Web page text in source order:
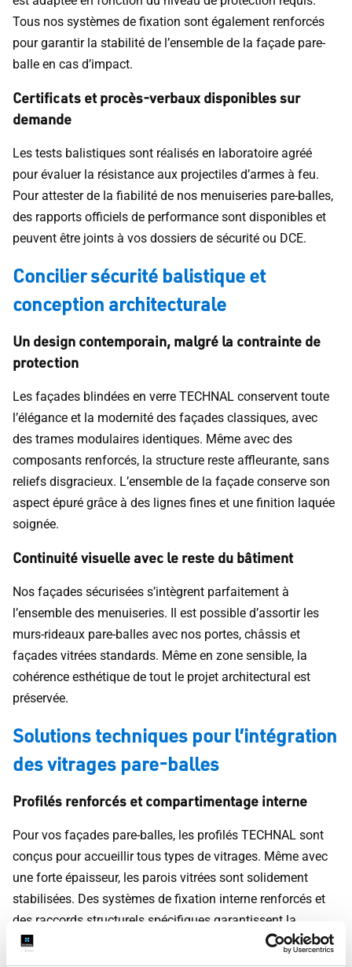
Tous nos systèmes de fixation sont également renforcés
pour garantir la stabilité de l’ensemble de la façade pare-
balle en cas d’impact.
Certificats et procès-verbaux disponibles sur
demande
Les tests balistiques sont réalisés en laboratoire agréé
pour évaluer la résistance aux projectiles d’armes à feu.
Pour attester de la fiabilité de nos menuiseries pare-balles,
des rapports officiels de performance sont disponibles et
peuvent être joints à vos dossiers de sécurité ou DCE.
Concilier sécurité balistique et
conception architecturale
Un design contemporain, malgré la contrainte de
protection
Les façades blindées en verre TECHNAL conservent toute
l’élégance et la modernité des façades classiques, avec
des trames modulaires identiques. Même avec des
composants renforcés, la structure reste affleurante, sans
reliefs disgracieux. L’ensemble de la façade conserve son
aspect épuré grâce à des lignes fines et une finition laquée
soignée.
Continuité visuelle avec le reste du bâtiment
Nos façades sécurisées s’intègrent parfaitement à
l’ensemble des menuiseries. Il est possible d’assortir les
murs-rideaux pare-balles avec nos portes, châssis et
façades vitrées standards. Même en zone sensible, la
cohérence esthétique de tout le projet architectural est
préservée.
Solutions techniques pour l’intégration
des vitrages pare-balles
Profilés renforcés et compartimentage interne
Pour vos façades pare-balles, les profilés TECHNAL sont
conçus pour accueillir tous types de vitrages. Même avec
une forte épaisseur, les parois vitrées sont solidement
stabilisées. Des systèmes de fixation interne renforcés et
des raccords structurels spécifiques garantissent la
durabilité et la performance de l’ensemble.